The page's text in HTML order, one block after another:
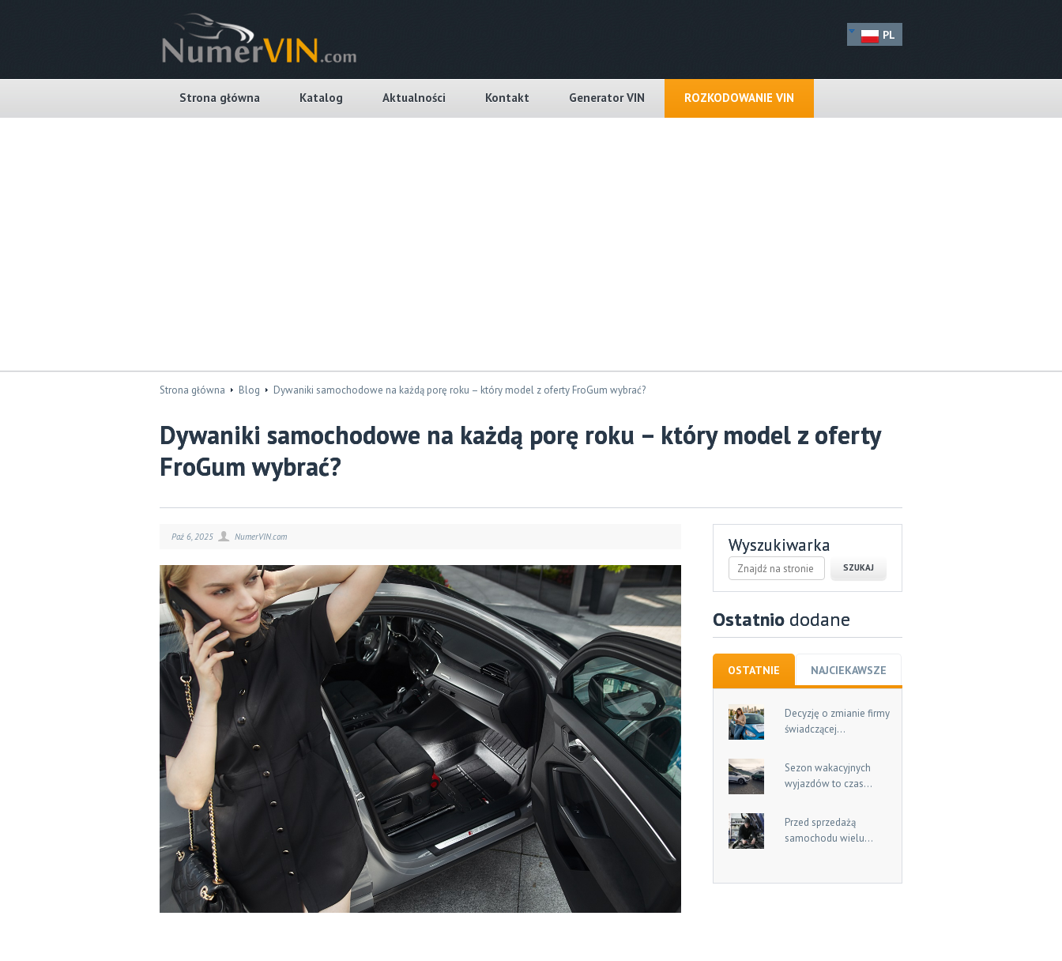
PL
Strona główna Katalog Aktualności Kontakt Generator VIN ROZKODOWANIE VIN
Strona główna Blog Dywaniki samochodowe na każdą porę roku – który model z oferty FroGum wybrać?
Dywaniki samochodowe na każdą porę roku – który model z oferty
FroGum wybrać?
Paź 6, 2025 NumerVIN.com Wyszukiwarka
Ostatnio dodane
OSTATNIE NAJCIEKAWSZE
Decyzję o zmianie firmy
świadczącej...
Sezon wakacyjnych
wyjazdów to czas...
Przed sprzedażą
samochodu wielu...